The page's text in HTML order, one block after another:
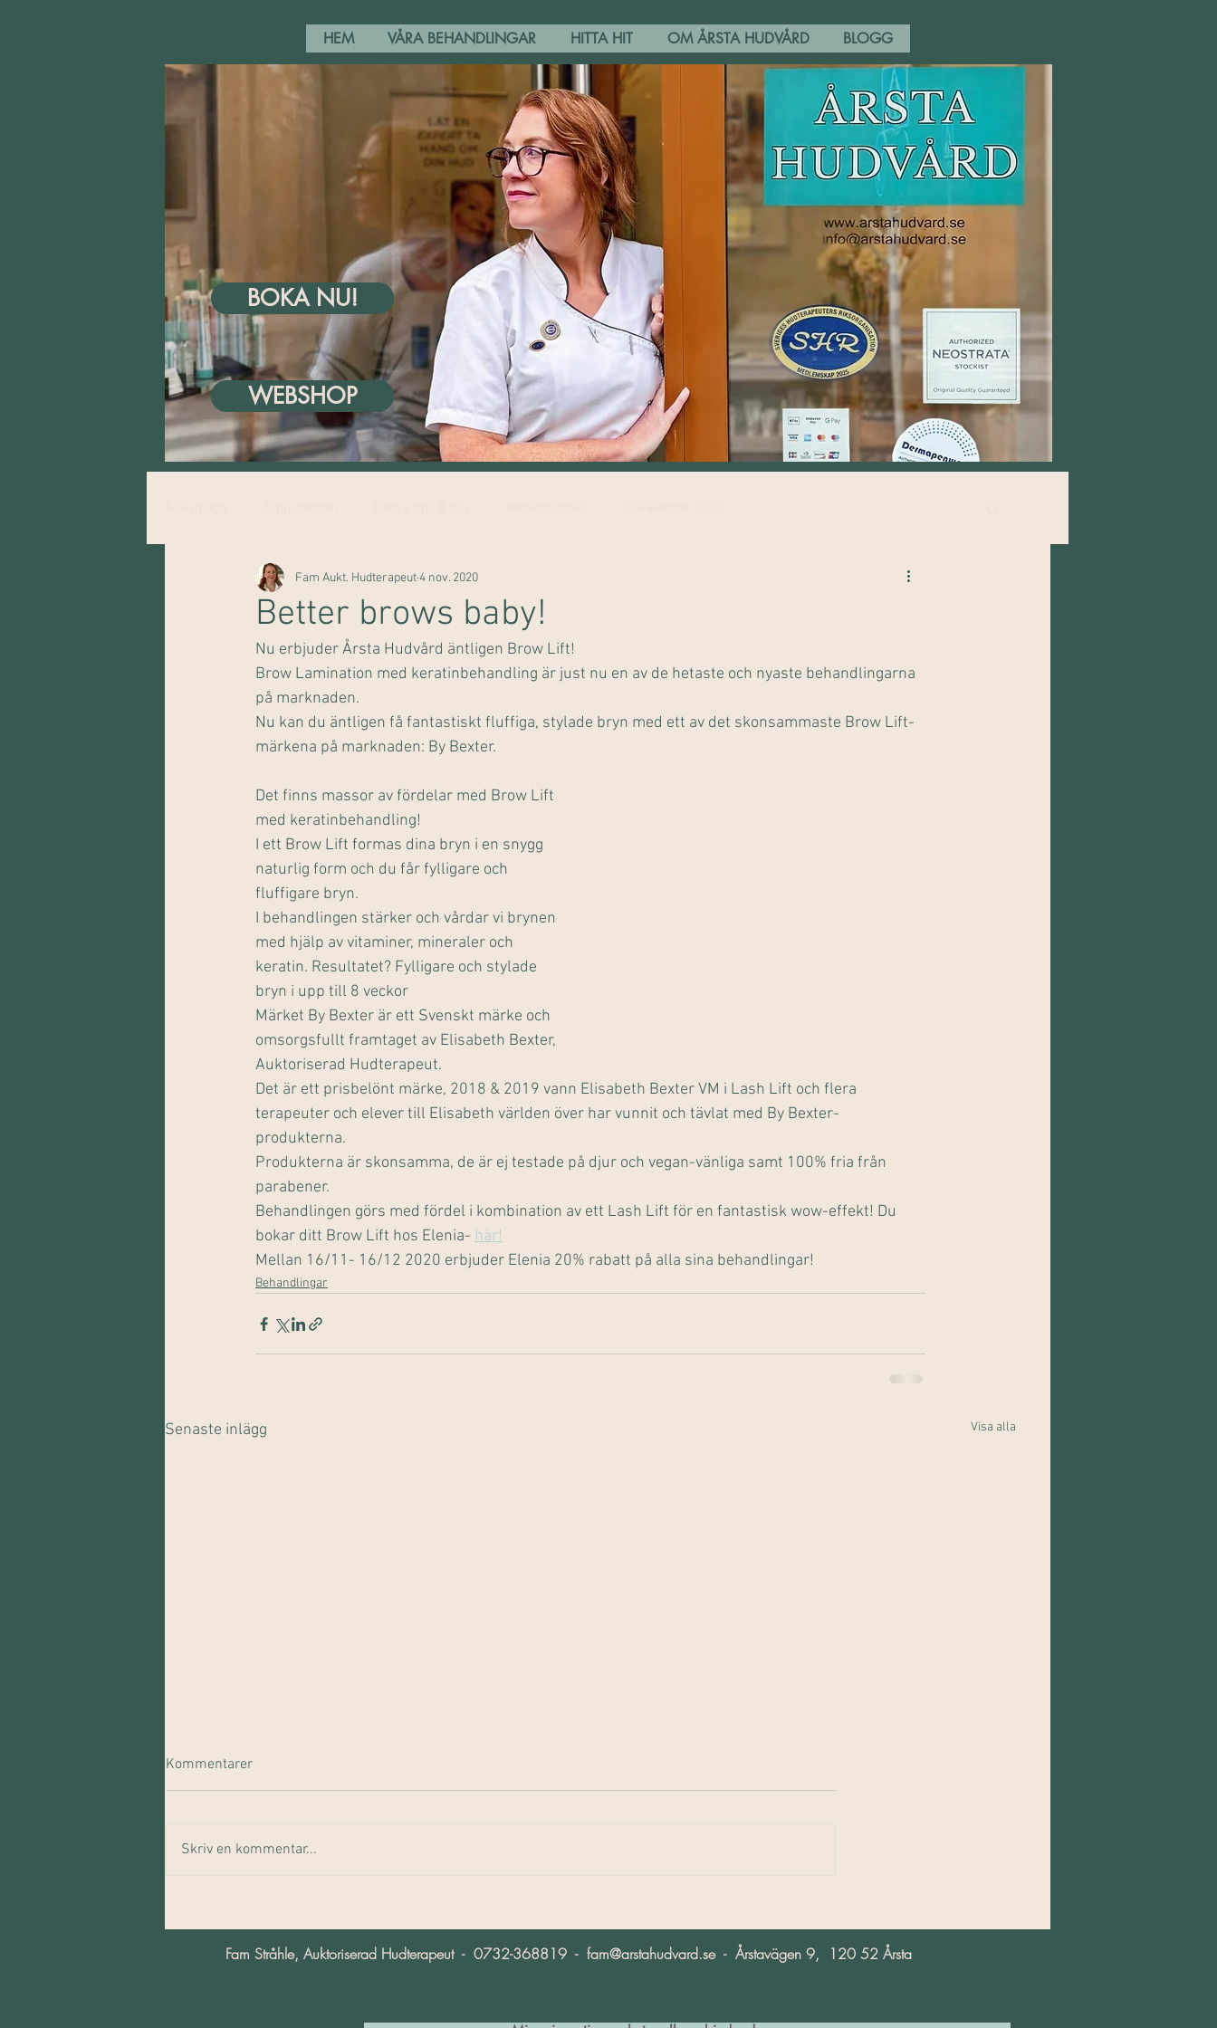
HEM VÅRA BEHANDLINGAR HITTA HIT OM ÅRSTA HUDVÅRD BLOGG
BOKA NU!
WEBSHOP
Better brows baby!
Fam Aukt. Hudterapeut4 nov. 2020
Nu erbjuder Årsta Hudvård äntligen Brow Lift!
Brow Lamination med keratinbehandling är just nu en av de hetaste och nyaste behandlingarna
på marknaden.
Nu kan du äntligen få fantastiskt fluffiga, stylade bryn med ett av det skonsammaste Brow Lift-
märkena på marknaden: By Bexter.
Det finns massor av fördelar med Brow Lift
med keratinbehandling!
I ett Brow Lift formas dina bryn i en snygg
naturlig form och du får fylligare och
fluffigare bryn.
I behandlingen stärker och vårdar vi brynen
med hjälp av vitaminer, mineraler och
keratin. Resultatet? Fylligare och stylade
bryn i upp till 8 veckor
Märket By Bexter är ett Svenskt märke och
omsorgsfullt framtaget av Elisabeth Bexter,
Auktoriserad Hudterapeut.
Det är ett prisbelönt märke, 2018 & 2019 vann Elisabeth Bexter VM i Lash Lift och flera
terapeuter och elever till Elisabeth världen över har vunnit och tävlat med By Bexter-
produkterna.
Produkterna är skonsamma, de är ej testade på djur och vegan-vänliga samt 100% fria från
parabener.
Behandlingen görs med fördel i kombination av ett Lash Lift för en fantastisk wow-effekt! Du
bokar ditt Brow Lift hos Elenia- här!
Mellan 16/11- 16/12 2020 erbjuder Elenia 20% rabatt på alla sina behandlingar!
Behandlingar
Senaste inlägg Visa alla
Kommentarer
Skriv en kommentar...
Fam Stråhle, Auktoriserad Hudterapeut - 0732-368819 - fam@arstahudvard.se- Årstavägen 9, 120 52 Årsta